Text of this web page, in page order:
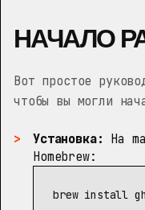
НАЧАЛО
Вот простое
чтобы вы могли
Установка: На
Homebrew:
brew install